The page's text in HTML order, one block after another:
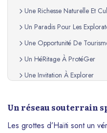
Une Richesse Naturelle Et
Un Paradis Pour Les
Une Opportunité De
Un HéRitage À ProtéGer
Une Invitation À Explorer
Un réseau souterrain
Les grottes d’Haïti sont un